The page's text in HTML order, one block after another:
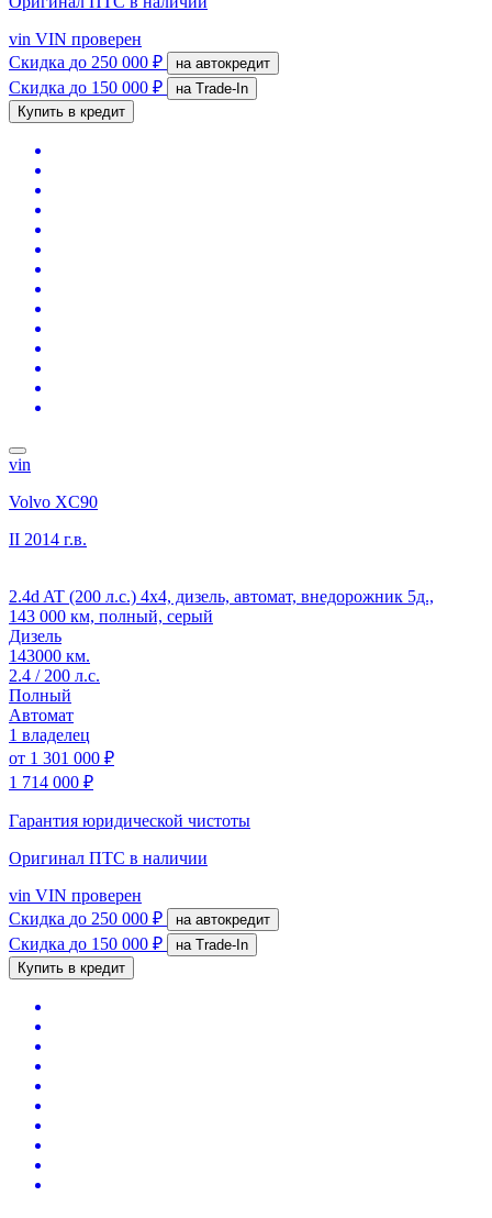
vin VIN проверен
Скидка до 250 000 ₽ на автокредит
Скидка до 150 000 ₽
на Trade-In
Купить в кредит
vin
Volvo XC90
II 2014 г.в.
2.4d AT (200 л.с.) 4x4, дизель, автомат, внедорожник 5д.,
143 000 км, полный, серый
Дизель
143000 км.
2.4 / 200 л.с.
Полный
Автомат
1 владелец
от 1 301 000 ₽
1 714 000 ₽
Гарантия юридической чистоты
Оригинал ПТС в наличии
vin VIN проверен
Скидка до 250 000 ₽ на автокредит
Скидка до 150 000 ₽
на Trade-In
Купить в кредит